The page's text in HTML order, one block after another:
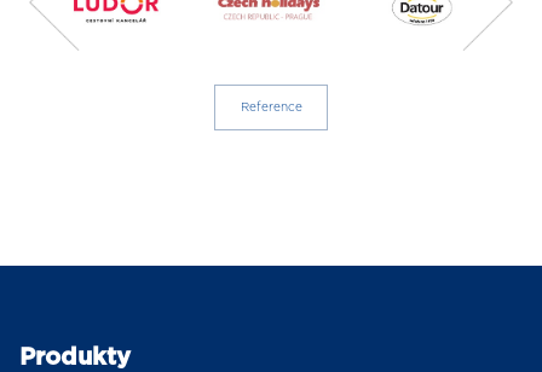
Reference
Produkty